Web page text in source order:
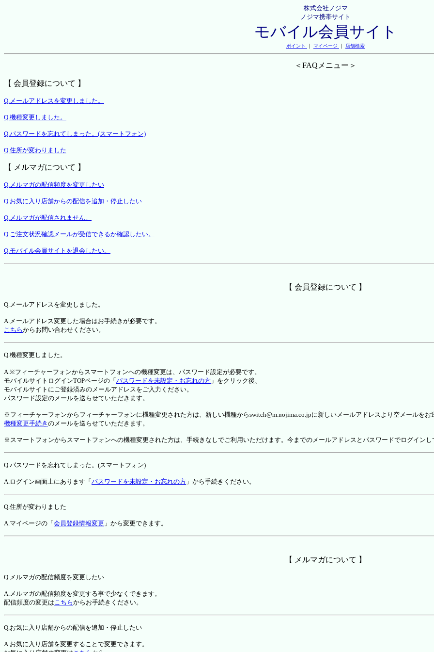
株式会社ノジマ
ノジマ携帯サイト
モバイル会員サイト
ポイント ｜ マイページ ｜ 店舗検索
＜FAQメニュー＞
【 会員登録について 】
Q.メールアドレスを変更しました。
Q.機種変更しました。
Q.パスワードを忘れてしまった。(スマートフォン)
Q.住所が変わりました
【 メルマガについて 】
Q.メルマガの配信頻度を変更したい
Q.お気に入り店舗からの配信を追加・停止したい
Q.メルマガが配信されません。
Q.ご注文状況確認メールが受信できるか確認したい。
Q.モバイル会員サイトを退会したい。
【 会員登録について 】
Q.メールアドレスを変更しました。
A.メールアドレス変更した場合はお手続きが必要です。
こちらからお問い合わせください。
Q.機種変更しました。
A.※フィーチャーフォンからスマートフォンへの機種変更は、パスワード設定が必要です。
モバイルサイトログインTOPページの「 パスワードを未設定・お忘れの方 」をクリック後、
モバイルサイトにご登録済みのメールアドレスをご入力ください。
パスワード設定のメールを送らせていただきます。
※フィーチャーフォンからフィーチャーフォンに機種変更された方は、新しい機種からswitch@m.nojima.co.jpに新しいメールアドレスより空メールをお
機種変更手続き のメールを送らせていただきます。
※スマートフォンからスマートフォンへの機種変更された方は、手続きなしでご利用いただけます。今までのメールアドレスとパスワードでログインし
Q.パスワードを忘れてしまった。(スマートフォン)
A.ログイン画面上にあります「 パスワードを未設定・お忘れの方 」から手続きください。
Q.住所が変わりました
A.マイページの「 会員登録情報変更 」から変更できます。
【 メルマガについて 】
Q.メルマガの配信頻度を変更したい
A.メルマガの配信頻度を変更する事で少なくできます。
配信頻度の変更はこちらからお手続きください。
Q.お気に入り店舗からの配信を追加・停止したい
A.お気に入り店舗を変更することで変更できます。